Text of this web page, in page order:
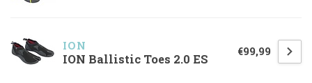
ION
ION Ballistic Toes 2.0 ES
€99,99